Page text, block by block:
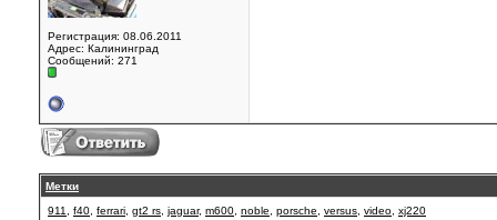
Регистрация: 08.06.2011
Адрес: Калининград
Сообщений: 271
Метки
911
f40 ferrari gt2 rs jaguar, m600 noble porsche versus video xj220